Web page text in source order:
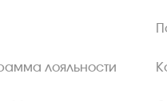
лояльности